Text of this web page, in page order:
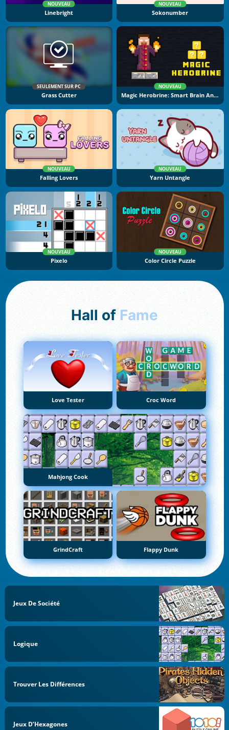
NOUVEAU
Linebright
NOUVEAU
Sokonumber
SEULEMENT SUR PC
Grass Cutter
NOUVEAU
Magic Herobrine: Smart Brain And Puzzle Quest
NOUVEAU
Falling Lovers
NOUVEAU
Yarn Untangle
NOUVEAU
Pixelo
NOUVEAU
Color Circle Puzzle
Hall of Fame
Love Tester Croc Word
Mahjong Cook
GrindCraft Flappy Dunk
Jeux De Société
Logique
Trouver Les Différences
Jeux D’Hexagones